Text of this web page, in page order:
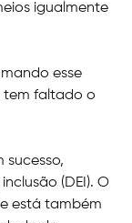
igualmente
esse
tem faltado o
sucesso,
(DEI). O
está também